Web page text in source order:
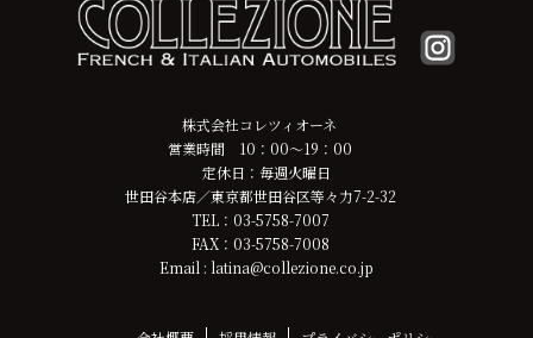
株式会社コレツィオーネ
営業時間 10：00～19：00
定休日：毎週火曜日
世田谷本店／東京都世田谷区等々力7-2-32
TEL：03-5758-7007
FAX：03-5758-7008
Email : latina@collezione.co.jp